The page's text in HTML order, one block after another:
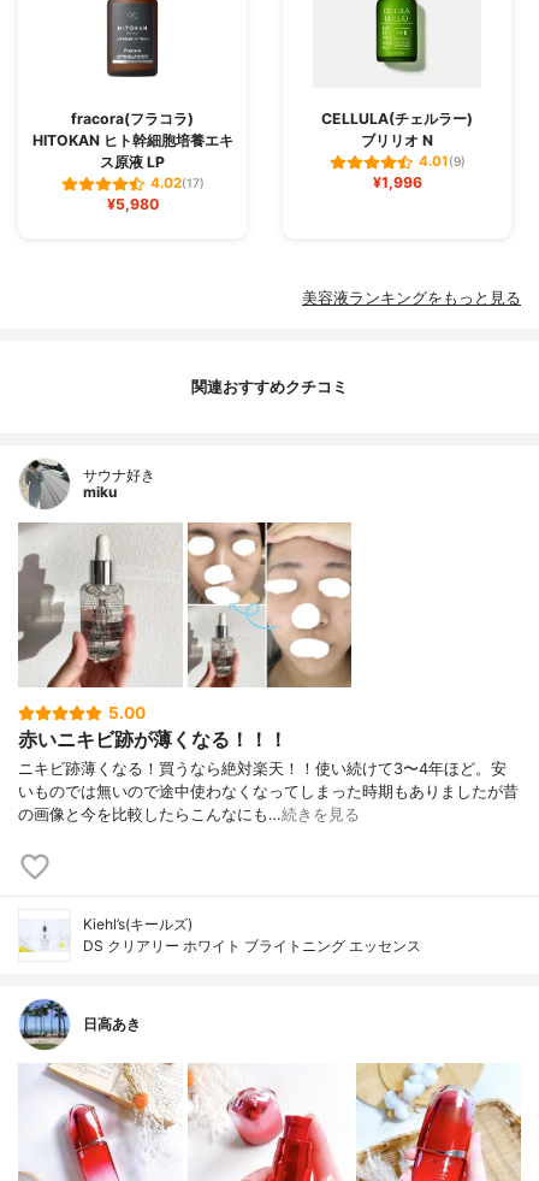
fracora(フラコラ)
HITOKAN ヒト幹細胞培養エキ
ス原液 LP
4.02(17)
¥5,980
CELLULA(チェルラー)
ブリリオ N
4.01(9)
¥1,996
美容液ランキングをもっと見る
関連おすすめクチコミ
サウナ好き
miku
5.00
赤いニキビ跡が薄くなる！！！
ニキビ跡薄くなる！買うなら絶対楽天！！使い続けて3〜4年ほど。安
いものでは無いので途中使わなくなってしまった時期もありましたが昔
の画像と今を比較したらこんなにも…続きを見る
Kiehl’s(キールズ)
DS クリアリー ホワイト ブライトニング エッセンス
日高あき